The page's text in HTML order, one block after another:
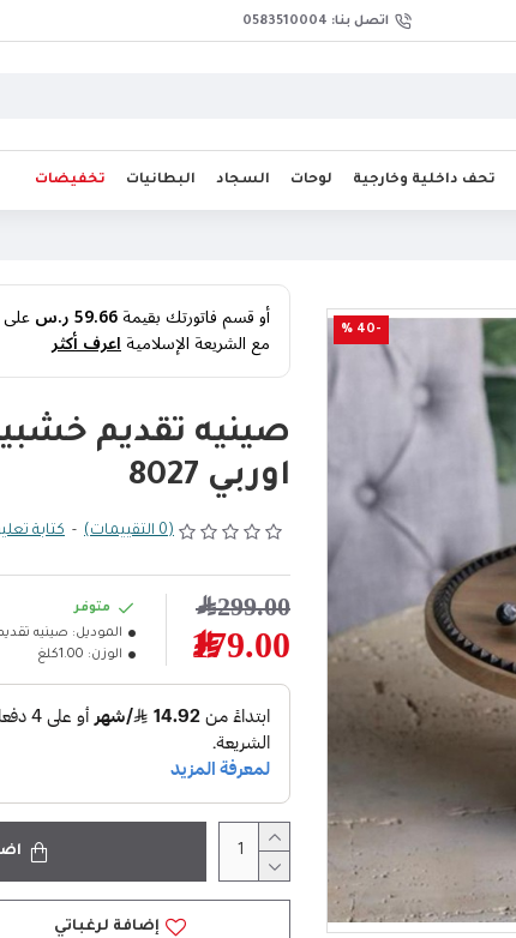
اتصل بنا: 0583510004
تحف داخلية وخارجية لوحات السجاد البطانيات تخفيضات
-40 % أو قسم فاتورتك بقيمة59.66 ر.س على
مع الشريعة الإسلاميةاعرف أكثر
صينيه تقديم
اوربي 8027
(0 التقييمات) - كتابة
179.00﷼
299.00﷼
متوفر
الموديل: صينيه
الوزن: 1.00كلغ
إضافة لرغباتي